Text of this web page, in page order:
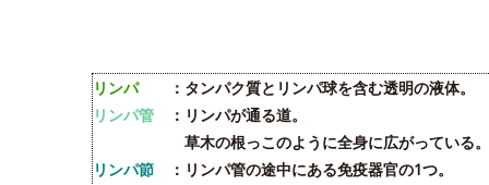
リンパ：タンパク質とリンパ球を含む透明の液体。
リンパ管 ：リンパが通る道。
草木の根っこのように全身に広がっている。
リンパ節 ：リンパ管の途中にある免疫器官の1つ。